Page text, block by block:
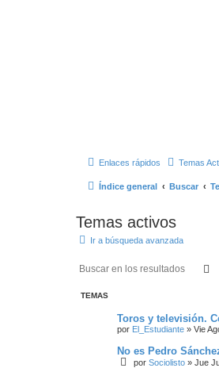
Enlaces rápidos Temas
Índice general Buscar
Temas activos
Ir a búsqueda avanzada
TEMAS
Toros y televisión.
por El_Estudiante » Vie
No es Pedro
por Sociolisto » Jue